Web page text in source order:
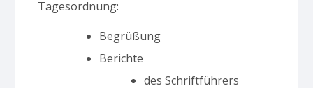
Tagesordnung:
Begrüßung
Berichte
des Schriftführers